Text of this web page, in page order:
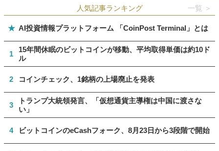
人気記事ランキング 一覧 ＞
★ AI投資情報プラットフォーム 「CoinPost Terminal」とは
1
15年間休眠のビットコインが移動、平均取得単価は約10ド
ル
2 コインチェック、1銘柄の上場廃止を発表
3
トランプ大統領発言、「仮想通貨主導権は中国に渡さな
い」
4 ビットコインのeCashフォーク、8月23日から3段階で開始